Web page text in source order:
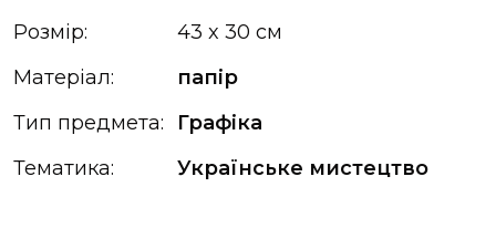
Розмір:
43 x 30 см
Матеріал:
папір
Тип предмета:
Графіка
Тематика:
Українське мистецтво